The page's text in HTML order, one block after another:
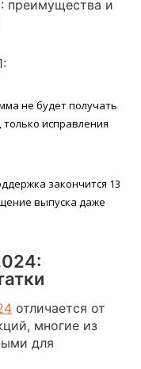
не будет получать
исправления
закончится 13
выпуска даже
отличается от
многие из
для